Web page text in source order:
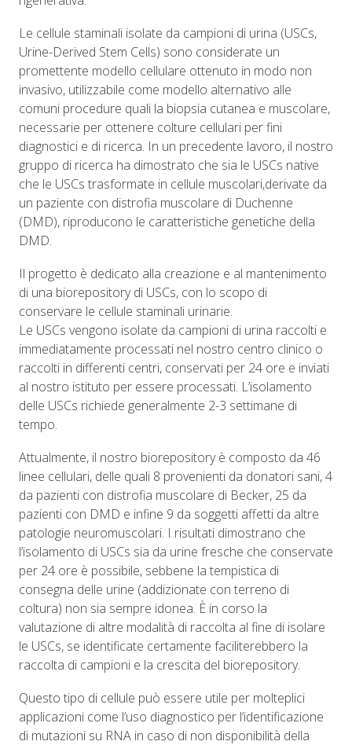
Le cellule staminali isolate da campioni di urina (USCs,
Urine-Derived Stem Cells) sono considerate un
promettente modello cellulare ottenuto in modo non
invasivo, utilizzabile come modello alternativo alle
comuni procedure quali la biopsia cutanea e muscolare,
necessarie per ottenere colture cellulari per fini
diagnostici e di ricerca. In un precedente lavoro, il nostro
gruppo di ricerca ha dimostrato che sia le USCs native
che le USCs trasformate in cellule muscolari,derivate da
un paziente con distrofia muscolare di Duchenne
(DMD), riproducono le caratteristiche genetiche della
DMD.
Il progetto è dedicato alla creazione e al mantenimento
di una biorepository di USCs, con lo scopo di
conservare le cellule staminali urinarie.
Le USCs vengono isolate da campioni di urina raccolti e
immediatamente processati nel nostro centro clinico o
raccolti in differenti centri, conservati per 24 ore e inviati
al nostro istituto per essere processati. L’isolamento
delle USCs richiede generalmente 2-3 settimane di
tempo.
Attualmente, il nostro biorepository è composto da 46
linee cellulari, delle quali 8 provenienti da donatori sani, 4
da pazienti con distrofia muscolare di Becker, 25 da
pazienti con DMD e infine 9 da soggetti affetti da altre
patologie neuromuscolari. I risultati dimostrano che
l’isolamento di USCs sia da urine fresche che conservate
per 24 ore è possibile, sebbene la tempistica di
consegna delle urine (addizionate con terreno di
coltura) non sia sempre idonea. È in corso la
valutazione di altre modalità di raccolta al fine di isolare
le USCs, se identificate certamente faciliterebbero la
raccolta di campioni e la crescita del biorepository.
Questo tipo di cellule può essere utile per molteplici
applicazioni come l’uso diagnostico per l’identificazione
di mutazioni su RNA in caso di non disponibilità della